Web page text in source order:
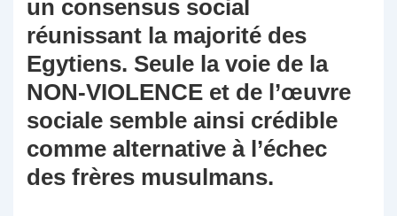
un consensus social
réunissant la majorité des
Egytiens. Seule la voie de la
NON-VIOLENCE et de l’œuvre
sociale semble ainsi crédible
comme alternative à l’échec
des frères musulmans.